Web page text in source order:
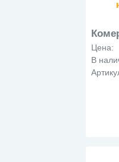
Цена:
В